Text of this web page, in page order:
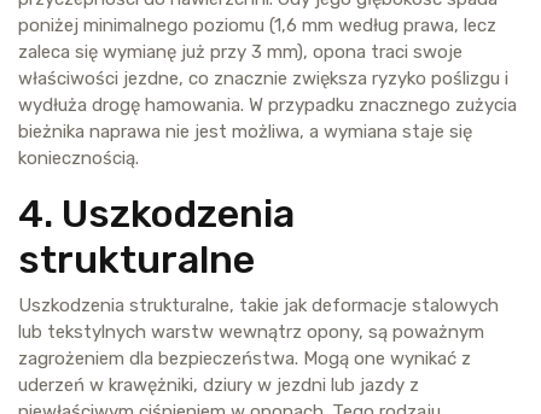
poniżej minimalnego poziomu (1,6 mm według prawa, lecz
zaleca się wymianę już przy 3 mm), opona traci swoje
właściwości jezdne, co znacznie zwiększa ryzyko poślizgu i
wydłuża drogę hamowania. W przypadku znacznego zużycia
bieżnika naprawa nie jest możliwa, a wymiana staje się
koniecznością.
4. Uszkodzenia
strukturalne
Uszkodzenia strukturalne, takie jak deformacje stalowych
lub tekstylnych warstw wewnątrz opony, są poważnym
zagrożeniem dla bezpieczeństwa. Mogą one wynikać z
uderzeń w krawężniki, dziury w jezdni lub jazdy z